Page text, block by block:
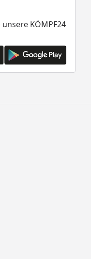
KÖMPF24